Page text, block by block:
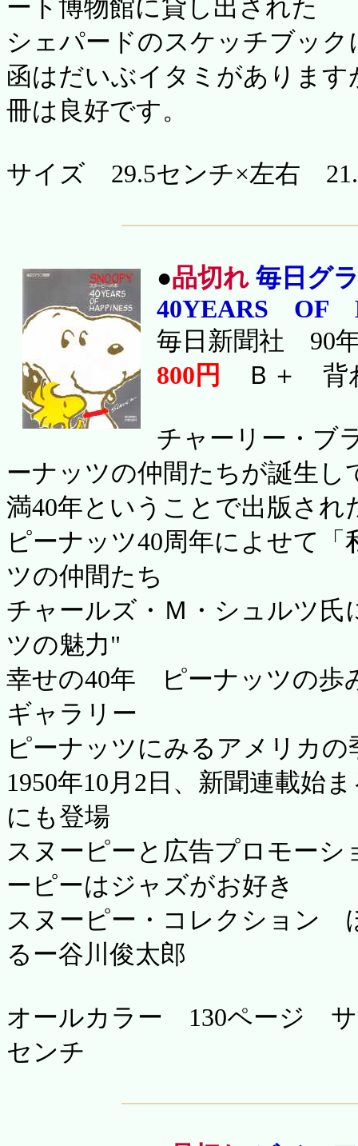
ート博物館に貸し出された
シェパードのスケッチブッ
函はだいぶイタミがありま
冊は良好です。
サイズ 29.5センチ×左右
●品切れ 毎日グ
40YEARS OF
毎日新聞社 90
800円
Ｂ＋ 背
チャーリー・ブ
ーナッツの仲間たちが誕生し
満40年ということで出版され
ピーナッツ40周年によせて
ツの仲間たち
チャールズ・Ｍ・シュルツ
ツの魅力"
幸せの40年 ピーナッツの
ギャラリー
ピーナッツにみるアメリカの
1950年10月2日、新聞連載始
にも登場
スヌーピーと広告プロモー
ーピーはジャズがお好き
スヌーピー・コレクション
るー谷川俊太郎
オールカラー 130ページ
センチ